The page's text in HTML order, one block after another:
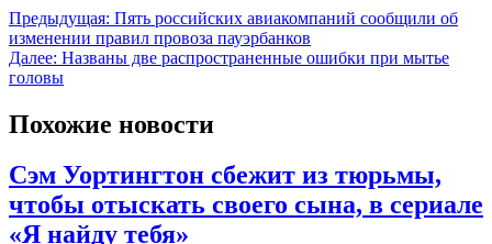
Предыдущая: Пять российских авиакомпаний сообщили об
изменении правил провоза пауэрбанков
Далее: Названы две распространенные ошибки при мытье
головы
Похожие новости
Сэм Уортингтон сбежит из тюрьмы,
чтобы отыскать своего сына, в сериале
«Я найду тебя»